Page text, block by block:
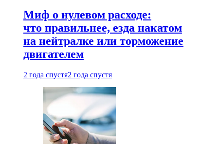
Миф о нулевом расходе:
что правильнее, езда накатом
на нейтралке или торможение
двигателем
2 года спустя2 года спустя